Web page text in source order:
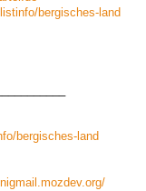
bergisches-land
bergisches-land